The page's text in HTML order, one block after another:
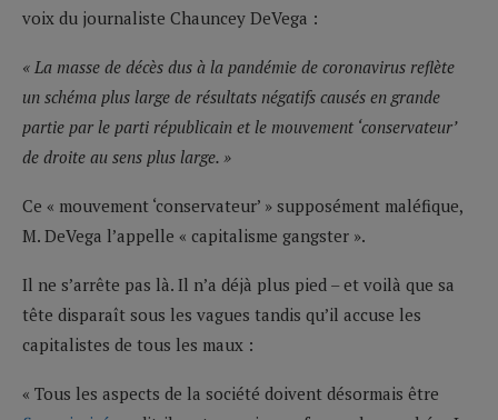
voix du journaliste Chauncey DeVega :
« La masse de décès dus à la pandémie de coronavirus reflète
un schéma plus large de résultats négatifs causés en grande
partie par le parti républicain et le mouvement ‘conservateur’
de droite au sens plus large. »
Ce « mouvement ‘conservateur’ » supposément maléfique,
M. DeVega l’appelle « capitalisme gangster ».
Il ne s’arrête pas là. Il n’a déjà plus pied – et voilà que sa
tête disparaît sous les vagues tandis qu’il accuse les
capitalistes de tous les maux :
« Tous les aspects de la société doivent désormais être